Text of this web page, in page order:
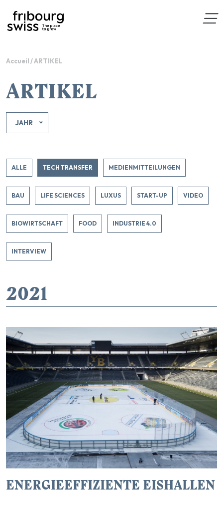
Accueil /ARTIKEL
ARTIKEL
JAHR
ALLE TECH TRANSFER MEDIENMITTEILUNGEN
BAU LIFE SCIENCES LUXUS START-UP VIDEO
BIOWIRTSCHAFT FOOD INDUSTRIE 4.0
INTERVIEW
2021
ENERGIEEFFIZIENTE EISHALLEN